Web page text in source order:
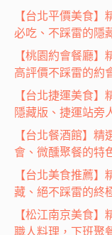
【台北平價美食】
必吃、不踩雷的隱
【桃園約會餐廳】
高評價不踩雷的約
【台北捷運美食
隱藏版、捷運站旁
【台北餐酒館】精
會、微醺聚餐的特
【台北美食推薦】
藏、絕不踩雷的終
【松江南京美食
職人料理，下班聚